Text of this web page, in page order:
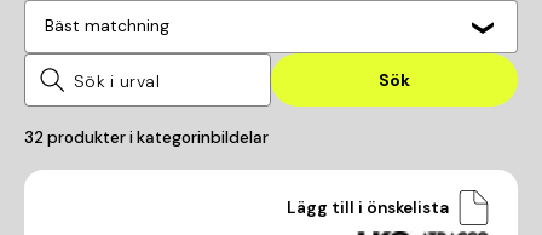
Bäst matchning
Sök
32 produkter i kategorinbildelar
Lägg till i önskelista